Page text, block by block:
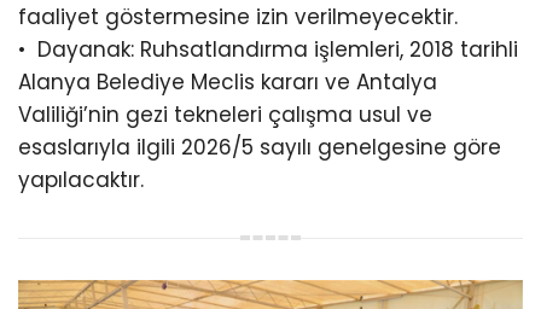
faaliyet göstermesine izin verilmeyecektir.
•⁠ ⁠Dayanak: Ruhsatlandırma işlemleri, 2018 tarihli
Alanya Belediye Meclis kararı ve Antalya
Valiliği’nin gezi tekneleri çalışma usul ve
esaslarıyla ilgili 2026/5 sayılı genelgesine göre
yapılacaktır.